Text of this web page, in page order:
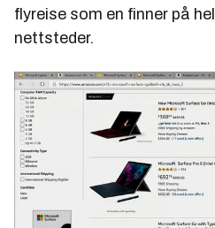
flyreise som en finner på
nettsteder.